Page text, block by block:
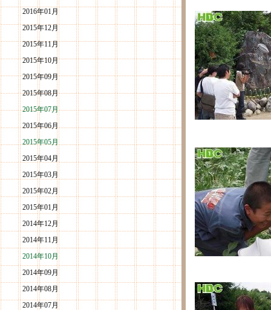
2016年01月
2015年12月
2015年11月
2015年10月
2015年09月
2015年08月
2015年07月
2015年06月
2015年05月
2015年04月
2015年03月
2015年02月
2015年01月
2014年12月
2014年11月
2014年10月
2014年09月
2014年08月
2014年07月